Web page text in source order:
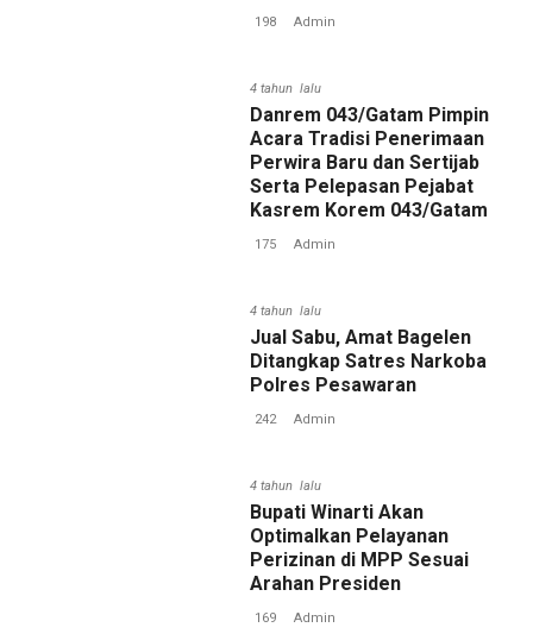
198 Admin
4 tahun lalu
Danrem 043/Gatam Pimpin
Acara Tradisi Penerimaan
Perwira Baru dan Sertijab
Serta Pelepasan Pejabat
Kasrem Korem 043/Gatam
175 Admin
4 tahun lalu
Jual Sabu, Amat Bagelen
Ditangkap Satres Narkoba
Polres Pesawaran
242 Admin
4 tahun lalu
Bupati Winarti Akan
Optimalkan Pelayanan
Perizinan di MPP Sesuai
Arahan Presiden
169 Admin